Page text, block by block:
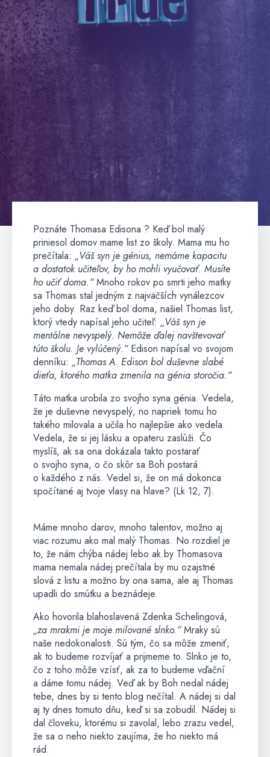
Poznáte Thomasa Edisona ? Keď bol malý
priniesol domov mame list zo školy. Mama mu ho
prečítala: „Váš syn je génius, nemáme kapacitu
a dostatok učiteľov, by ho mohli vyučovať. Musíte
ho učiť doma.“Mnoho rokov po smrti jeho matky
sa Thomas stal jedným z najväčších vynálezcov
jeho doby. Raz keď bol doma, našiel Thomas list,
ktorý vtedy napísal jeho učiteľ: „Váš syn je
mentálne nevyspelý. Nemôže ďalej navštevovať
túto školu. Je vylúčený.“Edison napísal vo svojom
denníku: „Thomas A. Edison bol duševne slabé
dieťa, ktorého matka zmenila na génia storočia.“
Táto matka urobila zo svojho syna génia. Vedela,
že je duševne nevyspelý, no napriek tomu ho
takého milovala a učila ho najlepšie ako vedela.
Vedela, že si jej lásku a opateru zaslúži. Čo
myslíš, ak sa ona dokázala takto postarať
o svojho syna, o čo skôr sa Boh postará
o každého z nás. Vedel si, že on má dokonca
spočítané aj tvoje vlasy na hlave? (Lk 12, 7).
Máme mnoho darov, mnoho talentov, možno aj
viac rozumu ako mal malý Thomas. No rozdiel je
to, že nám chýba nádej lebo ak by Thomasova
mama nemala nádej prečítala by mu ozajstné
slová z listu a možno by ona sama, ale aj Thomas
upadli do smútku a beznádeje.
Ako hovorila blahoslavená Zdenka Schelingová,
„za mrakmi je moje milované slnko.“Mraky sú
naše nedokonalosti. Sú tým, čo sa môže zmeniť,
ak to budeme rozvíjať a prijmeme to. Slnko je to,
čo z toho môže vzísť, ak za to budeme vďační
a dáme tomu nádej. Veď ak by Boh nedal nádej
tebe, dnes by si tento blog nečítal. A nádej si dal
aj ty dnes tomuto dňu, keď si sa zobudil. Nádej si
dal človeku, ktorému si zavolal, lebo zrazu vedel,
že sa o neho niekto zaujíma, že ho niekto má
rád.